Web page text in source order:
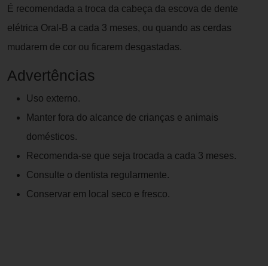
É recomendada a troca da cabeça da escova de dente
elétrica Oral-B a cada 3 meses, ou quando as cerdas
mudarem de cor ou ficarem desgastadas.
Advertências
Uso externo.
Manter fora do alcance de crianças e animais
domésticos.
Recomenda-se que seja trocada a cada 3 meses.
Consulte o dentista regularmente.
Conservar em local seco e fresco.